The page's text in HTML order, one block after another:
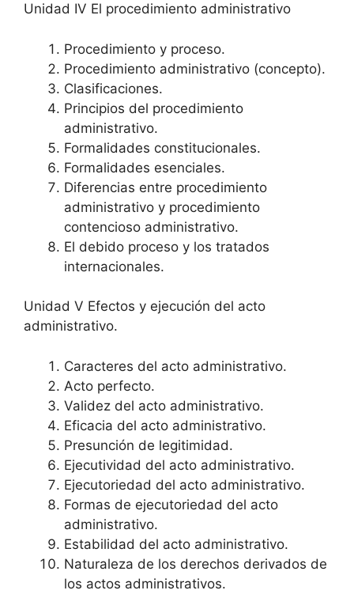
Unidad IV El procedimiento administrativo
Procedimiento y proceso.
Procedimiento administrativo (concepto).
Clasificaciones.
Principios del procedimiento
administrativo.
Formalidades constitucionales.
Formalidades esenciales.
Diferencias entre procedimiento
administrativo y procedimiento
contencioso administrativo.
El debido proceso y los tratados
internacionales.
Unidad V Efectos y ejecución del acto
administrativo.
Caracteres del acto administrativo.
Acto perfecto.
Validez del acto administrativo.
Eficacia del acto administrativo.
Presunción de legitimidad.
Ejecutividad del acto administrativo.
Ejecutoriedad del acto administrativo.
Formas de ejecutoriedad del acto
administrativo.
Estabilidad del acto administrativo.
Naturaleza de los derechos derivados de
los actos administrativos.